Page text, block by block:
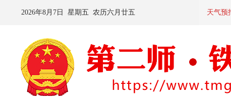
2026年8月 7 日 星期五 农历六月廿五 天气预
预计：今天